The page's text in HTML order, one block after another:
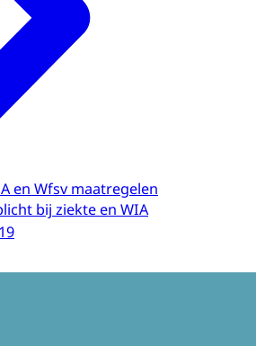
en Wfsv maatregelen
bij ziekte en WIA